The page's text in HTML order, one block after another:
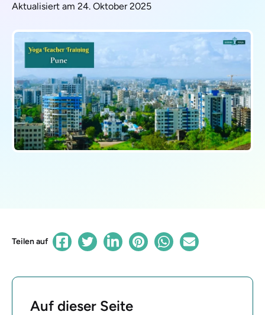
Aktualisiert am 24. Oktober 2025
Teilen auf
Auf dieser Seite